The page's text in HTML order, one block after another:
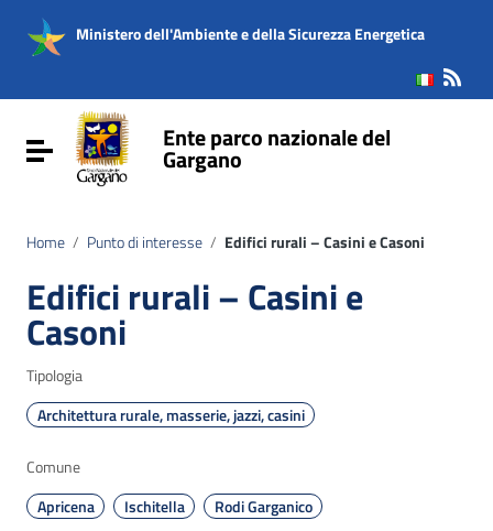
Vai al menu di navigazione
Vai al footer
Ministero dell'Ambiente e della Sicurezza Energetica
Attiva / disattiva la navigazioneEnte parco nazionale del
Gargano
Home / Punto di interesse / Edifici rurali – Casini e Casoni
Edifici rurali – Casini e
Casoni
Tipologia
Architettura rurale, masserie, jazzi, casini
Comune
Apricena
Ischitella
Rodi Garganico